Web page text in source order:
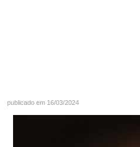
publicado em 16/03/2024